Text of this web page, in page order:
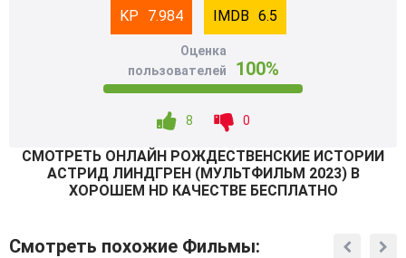
7.984 6.5
Оценка
пользователей
100%
8 0
СМОТРEТЬ ОНЛАЙН РОЖДЕСТВЕНСКИЕ ИСТОРИИ
АСТРИД ЛИНДГРЕН (МУЛЬТФИЛЬМ 2023) В
ХОРОШЕМ HD КАЧЕСТВЕ БЕСПЛАТНО
Смотреть похожие Фильмы: